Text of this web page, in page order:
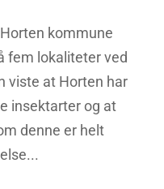
kommune
fem lokaliteter ved
viste at Horten har
insektarter og at
denne er helt